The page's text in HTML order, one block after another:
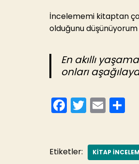
İncelememi kitaptan
olduğunu
En akıllı
onları
F
a
e
T
w
er
E
m
l e
Etiketler: KITAP